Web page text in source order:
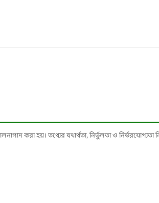
করা হয়। তথ্যের যথার্থতা, নির্ভুলতা ও নির্ভরযোগ্যতা